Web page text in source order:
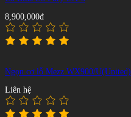
8,900,000đ
Ngọn cơ lỗ Mezz WX900/U(United)
Liên hệ